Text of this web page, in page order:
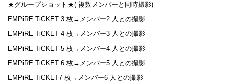
★グループショット★( 複数メンバーと同時撮影)
EMPiRE TiCKET 3 枚→メンバー2 人との撮影
EMPiRE TiCKET 4 枚→メンバー3 人との撮影
EMPiRE TiCKET 5 枚→メンバー4 人との撮影
EMPiRE TiCKET 6 枚→メンバー5 人との撮影
EMPiRE TiCKET7 枚→メンバー6 人との撮影